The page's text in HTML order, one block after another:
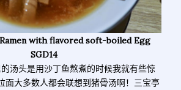
with flavored soft-boiled Egg
SGD14
汤头是用沙丁鱼熬煮的时候我就有些惊
面大多数人都会联想到猪骨汤啊！三宝亭